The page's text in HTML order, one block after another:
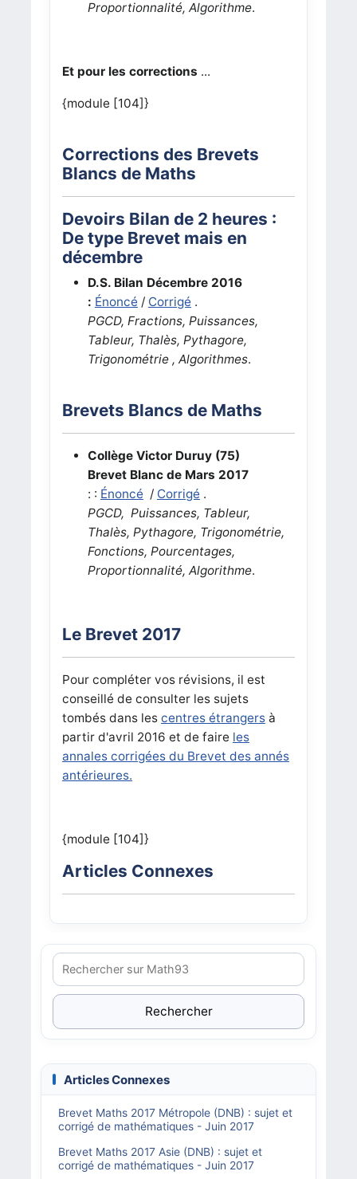
Proportionnalité, Algorithme.
Et pour les corrections ...
{module [104]}
Corrections des Brevets
Blancs de Maths
Devoirs Bilan de 2 heures :
De type Brevet mais en
décembre
D.S. Bilan Décembre 2016
: Énoncé / Corrigé .
PGCD, Fractions, Puissances,
Tableur, Thalès, Pythagore,
Trigonométrie , Algorithmes.
Brevets Blancs de Maths
Collège Victor Duruy (75)
Brevet Blanc de Mars 2017
: : Énoncé / Corrigé .
PGCD, Puissances, Tableur,
Thalès, Pythagore, Trigonométrie,
Fonctions, Pourcentages,
Proportionnalité, Algorithme.
Le Brevet 2017
Pour compléter vos révisions, il est
conseillé de consulter les sujets
tombés dans les centres étrangersà
partir d'avril 2016 et de faire les
annales corrigées du Brevet des annés
antérieures.
{module [104]}
Articles Connexes
Rechercher
Articles Connexes
Brevet Maths 2017 Métropole (DNB) : sujet et
corrigé de mathématiques - Juin 2017
Brevet Maths 2017 Asie (DNB) : sujet et
corrigé de mathématiques - Juin 2017